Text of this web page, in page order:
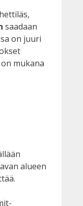
saadaan
on juuri
mukana
alueen